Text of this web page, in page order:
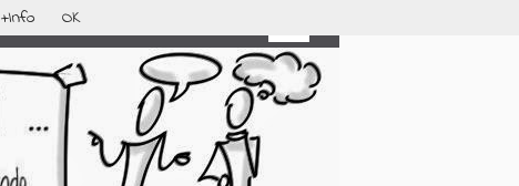
+Info OK